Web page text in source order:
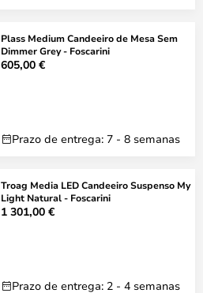
Plass Medium Candeeiro de Mesa Sem
Dimmer Grey - Foscarini
605,00 €
Prazo de entrega: 7 - 8 semanas
Troag Media LED Candeeiro Suspenso My
Light Natural - Foscarini
1 301,00 €
Prazo de entrega: 2 - 4 semanas